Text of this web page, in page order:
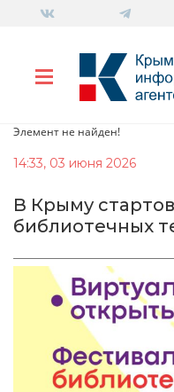
Элемент не найден!
14:33, 03 июня 2026
В Крыму
библиотечных